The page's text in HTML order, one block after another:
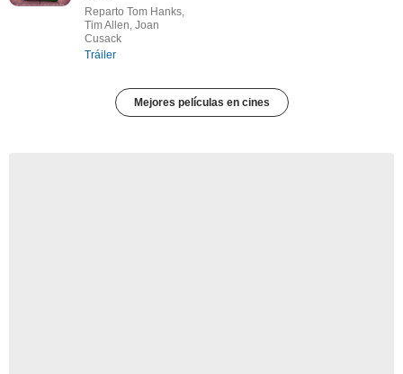
Reparto Tom Hanks,
Tim Allen, Joan
Cusack
Tráiler
Mejores películas en cines